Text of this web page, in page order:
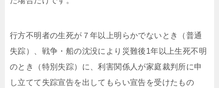
行方不明者の生死が７年以上明らかでないとき（普通
失踪）、戦争・船の沈没により災難後1年以上生死不明
のとき（特別失踪）に、利害関係人が家庭裁判所に申
し立てて失踪宣告を出してもらい宣告を受けたもの